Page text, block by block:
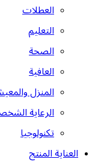
العطلات
التعليم
الصحة
العافية
المنزل
الرعاية
تكنولوجيا
العناية المنتج